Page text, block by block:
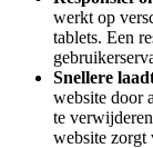
werkt op
tablets. Een
Snellere
website door
te
website zorgt